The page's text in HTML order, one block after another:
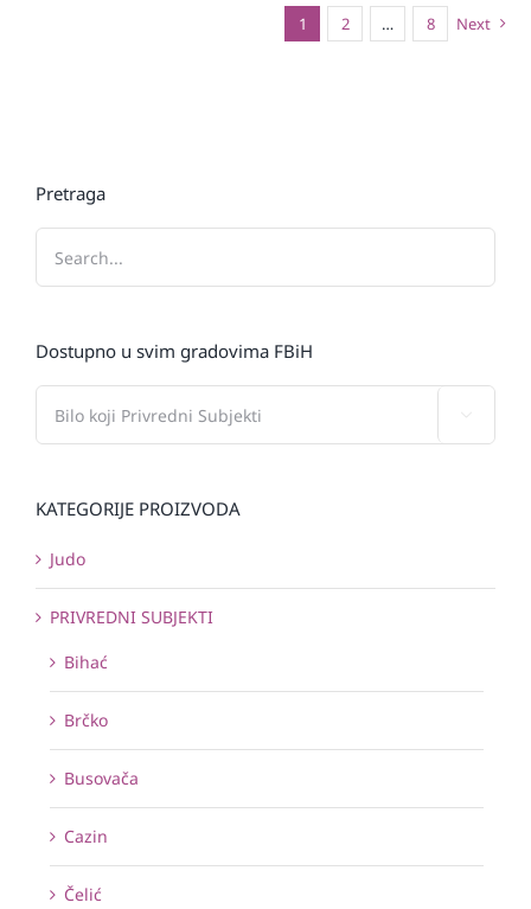
1 2 … 8 Next
Pretraga
Dostupno u svim gradovima FBiH
KATEGORIJE PROIZVODA
Judo
PRIVREDNI SUBJEKTI
Bihać
Brčko
Busovača
Cazin
Čelić